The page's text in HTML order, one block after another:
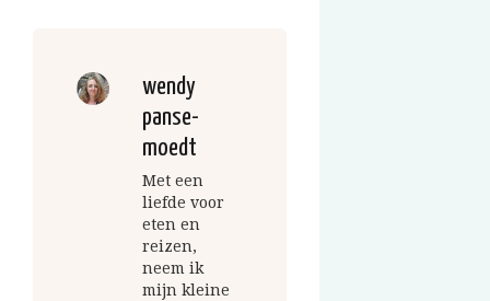
wendy
panse-
moedt
Met een
liefde voor
eten en
reizen,
neem ik
mijn kleine